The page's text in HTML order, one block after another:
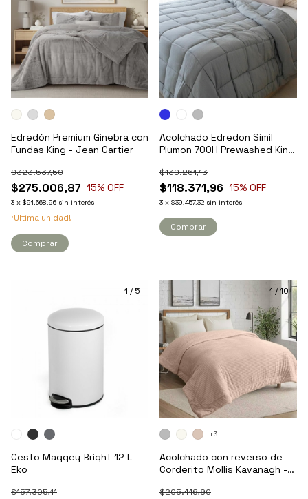
Edredón Premium Ginebra con
Fundas King - Jean Cartier
$275.006,87
$323.537,50
15% OFF
3 x $91.668,96 sin interés
¡Última unidad!
Comprar
Acolchado Edredon Simil
Plumon 700H Prewashed King
$118.371,96
$139.261,13
15% OFF
3 x $39.457,32 sin interés
Comprar
1 /5
Cesto Maggey Bright 12 L -
Eko
$157.305,11
1 /10
Acolchado con reverso de
Corderito Mollis Kavanagh -
$205.416,90
+3